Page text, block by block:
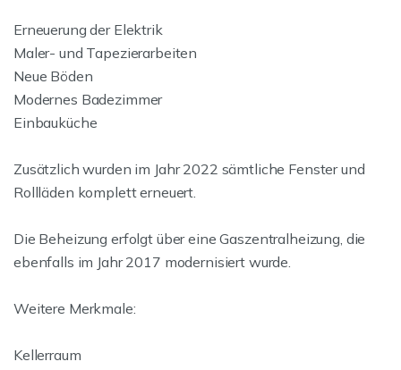
Erneuerung der Elektrik
Maler- und Tapezierarbeiten
Neue Böden
Modernes Badezimmer
Einbauküche
Zusätzlich wurden im Jahr 2022 sämtliche Fenster und
Rollläden komplett erneuert.
Die Beheizung erfolgt über eine Gaszentralheizung, die
ebenfalls im Jahr 2017 modernisiert wurde.
Weitere Merkmale:
Kellerraum